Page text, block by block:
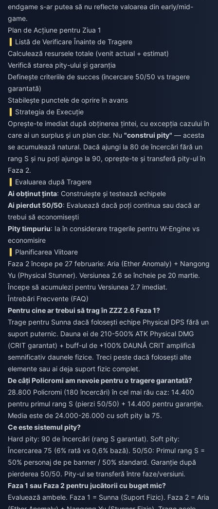
endgame s-ar putea să nu reflecte valoarea din early/mid-
game.
Plan de Acțiune pentru Ziua 1
Listă de Verificare Înainte de Tragere
Calculează resursele totale (venit actual + estimat)
Verifică starea pity-ului și garanția
Definește criteriile de succes (încercare 50/50 vs tragere
garantată)
Stabilește punctele de oprire în avans
Strategia de Execuție
Oprește-te imediat după obținerea țintei, cu excepția cazului în
care ai un surplus și un plan clar. Nu "construi pity" — acesta
se acumulează natural. Dacă ajungi la 80 de încercări fără un
rang S și nu poți ajunge la 90, oprește-te și transferă pity-ul în
Faza 2.
Evaluarea după Tragere
Ai obținut ținta: Construiește și testează echipele
Ai pierdut 50/50: Evaluează dacă poți continua sau dacă ar
trebui să economisești
Pity timpuriu: Ia în considerare tragerile pentru W-Engine vs
economisire
Planificarea Viitoare
Faza 2 începe pe 27 februarie: Aria (Ether Anomaly) + Nangong
Yu (Physical Stunner). Versiunea 2.6 se încheie pe 20 martie.
Începe să acumulezi pentru Versiunea 2.7 imediat.
Întrebări Frecvente (FAQ)
Pentru cine ar trebui să trag în ZZZ 2.6 Faza 1?
Trage pentru Sunna dacă folosești echipe Physical DPS fără un
suport puternic. Dauna ei de 210-500% ATK Physical DMG
(CRIT garantat) + buff-ul de +100% DAUNĂ CRIT amplifică
semnificativ daunele fizice. Treci peste dacă folosești alte
elemente sau ai deja suport fizic complet.
De câți Policromi am nevoie pentru o tragere garantată?
28.800 Policromi (180 încercări) în cel mai rău caz: 14.400
pentru primul rang S (pierzi 50/50) + 14.400 pentru garanție.
Media este de 24.000-26.000 cu soft pity la 75.
Ce este sistemul pity?
Hard pity: 90 de încercări (rang S garantat). Soft pity:
Încercarea 75 (6% rată vs 0,6% bază). 50/50: Primul rang S =
50% personaj de pe banner / 50% standard. Garanție după
pierderea 50/50. Pity-ul se transferă între faze/versiuni.
Faza 1 sau Faza 2 pentru jucătorii cu buget mic?
Evaluează ambele. Faza 1 = Sunna (Suport Fizic). Faza 2 = Aria